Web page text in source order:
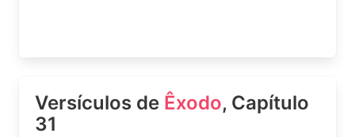
Versículos de Êxodo, Capítulo
31